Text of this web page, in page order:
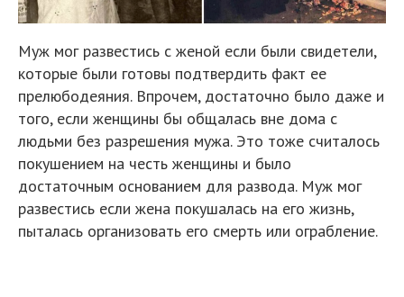
Муж мог развестись с женой если были свидетели,
которые были готовы подтвердить факт ее
прелюбодеяния. Впрочем, достаточно было даже и
того, если женщины бы общалась вне дома с
людьми без разрешения мужа. Это тоже считалось
покушением на честь женщины и было
достаточным основанием для развода. Муж мог
развестись если жена покушалась на его жизнь,
пыталась организовать его смерть или ограбление.